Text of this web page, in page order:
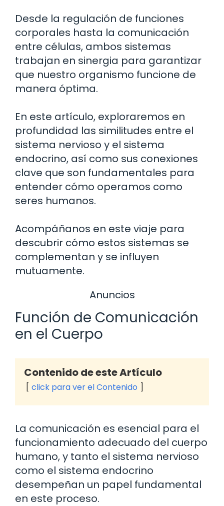
Desde la regulación de funciones
corporales hasta la comunicación
entre células, ambos sistemas
trabajan en sinergia para garantizar
que nuestro organismo funcione de
manera óptima.
En este artículo, exploraremos en
profundidad las similitudes entre el
sistema nervioso y el sistema
endocrino, así como sus conexiones
clave que son fundamentales para
entender cómo operamos como
seres humanos.
Acompáñanos en este viaje para
descubrir cómo estos sistemas se
complementan y se influyen
mutuamente.
Anuncios
Función de Comunicación
en el Cuerpo
Contenido de este Artículo
click para ver el Contenido
La comunicación es esencial para el
funcionamiento adecuado del cuerpo
humano, y tanto el sistema nervioso
como el sistema endocrino
desempeñan un papel fundamental
en este proceso.